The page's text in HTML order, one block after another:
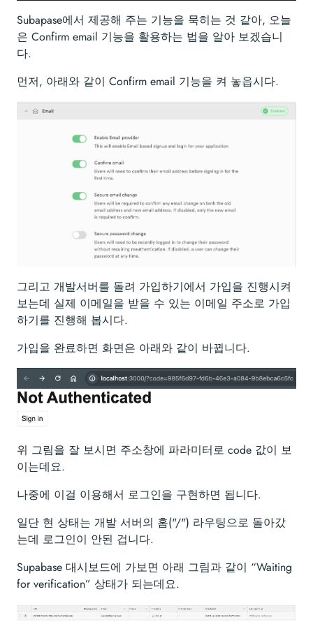
Subapase에서 제공해 주는 기능을 묵히는 것 같아, 오늘
은 Confirm email 기능을 활용하는 법을 알아 보겠습니
다.
먼저, 아래와 같이 Confirm email 기능을 켜 놓읍시다.
그리고 개발서버를 돌려 가입하기에서 가입을 진행시켜
보는데 실제 이메일을 받을 수 있는 이메일 주소로 가입
하기를 진행해 봅시다.
가입을 완료하면 화면은 아래와 같이 바뀝니다.
위 그림을 잘 보시면 주소창에 파라미터로 code 값이 보
이는데요.
나중에 이걸 이용해서 로그인을 구현하면 됩니다.
일단 현 상태는 개발 서버의 홈("/") 라우팅으로 돌아갔
는데 로그인이 안된 겁니다.
Supabase 대시보드에 가보면 아래 그림과 같이 “Waiting
for verification” 상태가 되는데요.